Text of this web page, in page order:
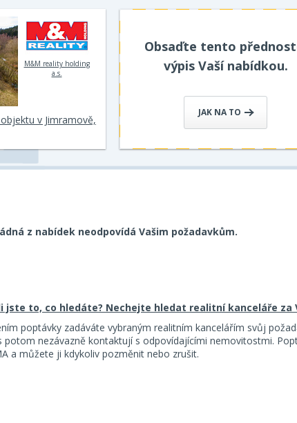
M&M reality holding
a.s.
v Jimramově,
Obsaďte tento
výpis Vaší nabídkou.
JAK NA TO
z nabídek neodpovídá Vašim požadavkům.
jste to, co hledáte? Nechejte hledat realitní kanceláře za
poptávky zadáváte vybraným realitním kancelářím svůj
potom nezávazně kontaktují s odpovídajícími nemovitostmi.
a můžete ji kdykoliv pozměnit nebo zrušit.